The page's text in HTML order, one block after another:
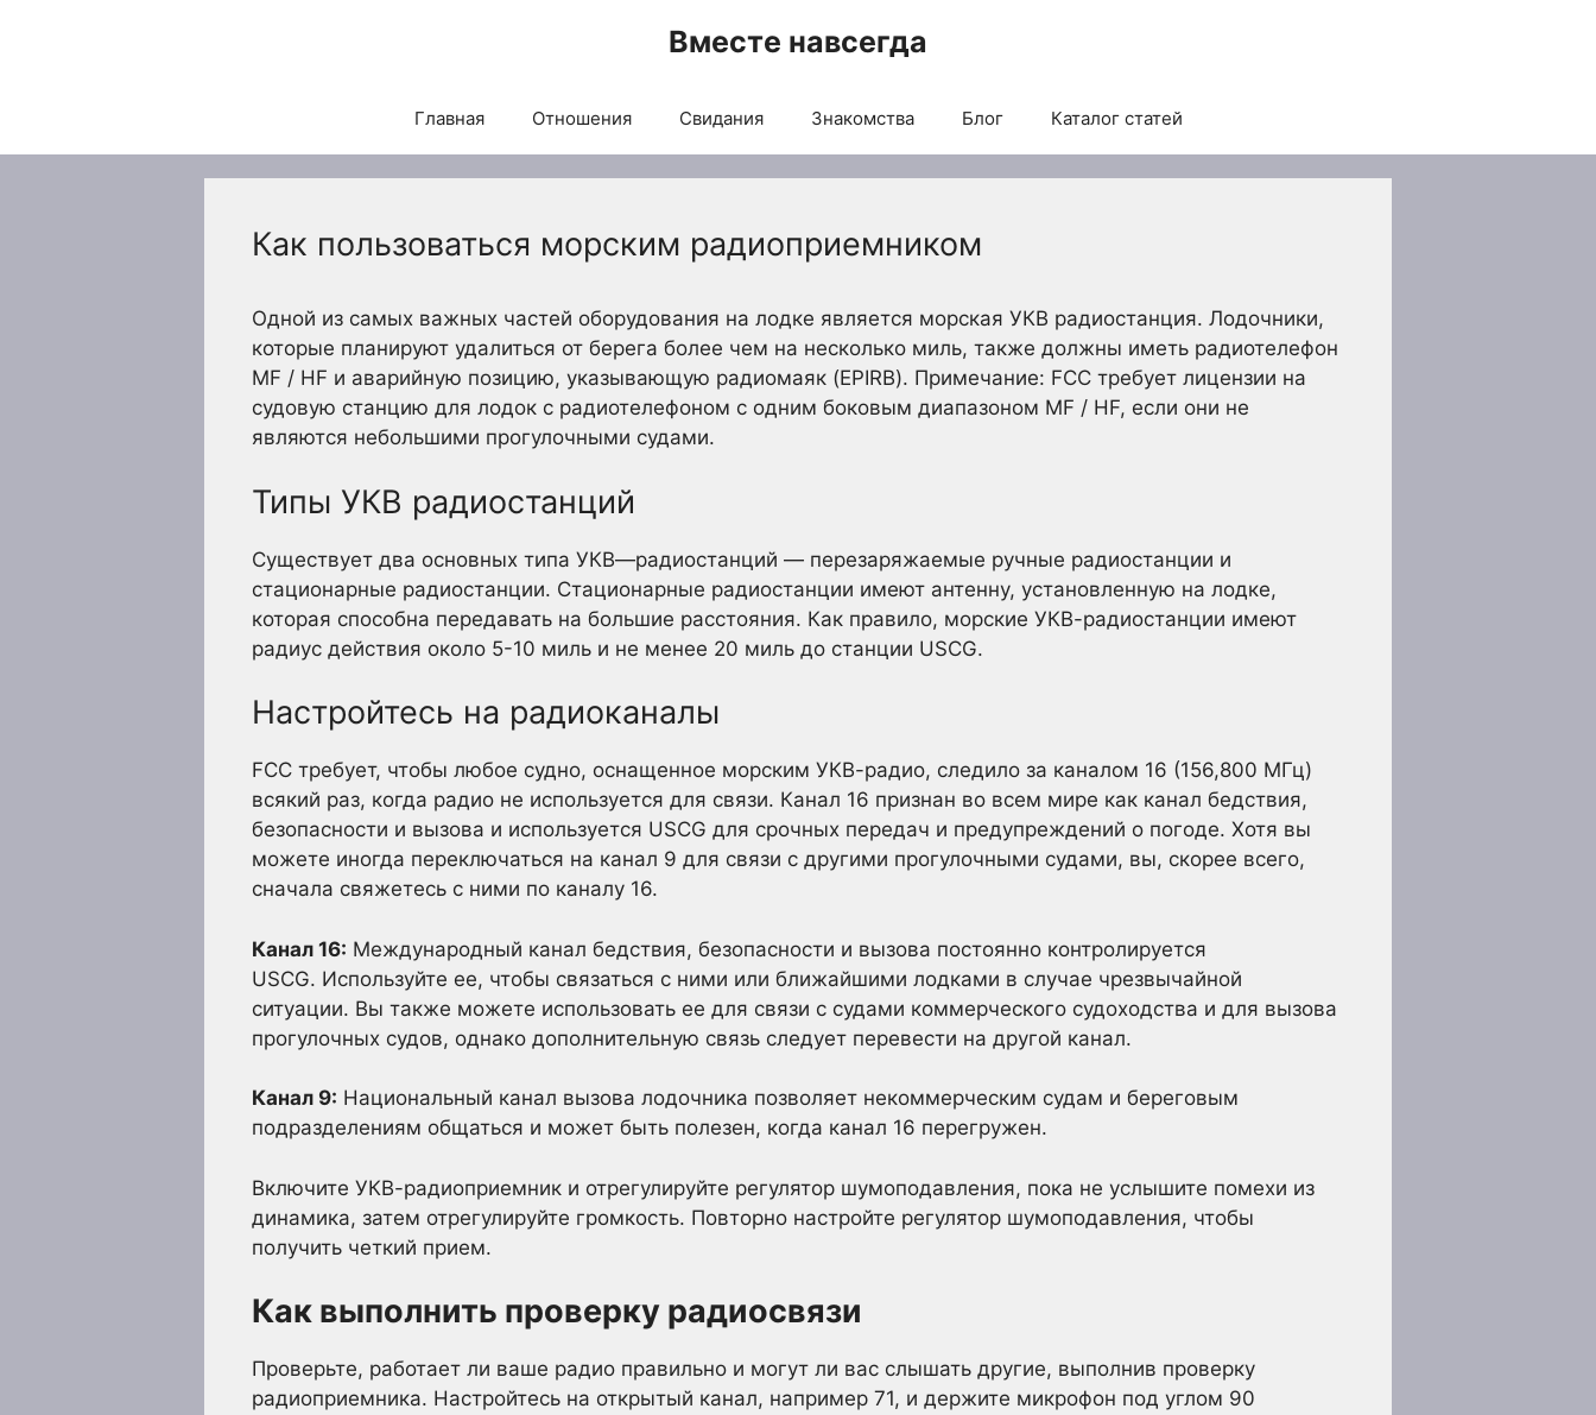
Вместе навсегда
Главная Отношения Свидания Знакомства Блог Каталог статей
Как пользоваться морским радиоприемником
Одной из самых важных частей оборудования на лодке является морская УКВ радиостанция. Лодочники,
которые планируют удалиться от берега более чем на несколько миль, также должны иметь радиотелефон
MF / HF и аварийную позицию, указывающую радиомаяк (EPIRB). Примечание: FCC требует лицензии на
судовую станцию для лодок с радиотелефоном с одним боковым диапазоном MF / HF, если они не
являются небольшими прогулочными судами.
Типы УКВ радиостанций
Существует два основных типа УКВ—радиостанций — перезаряжаемые ручные радиостанции и
стационарные радиостанции. Стационарные радиостанции имеют антенну, установленную на лодке,
которая способна передавать на большие расстояния. Как правило, морские УКВ-радиостанции имеют
радиус действия около 5-10 миль и не менее 20 миль до станции USCG.
Настройтесь на радиоканалы
FCC требует, чтобы любое судно, оснащенное морским УКВ-радио, следило за каналом 16 (156,800 МГц)
всякий раз, когда радио не используется для связи. Канал 16 признан во всем мире как канал бедствия,
безопасности и вызова и используется USCG для срочных передач и предупреждений о погоде. Хотя вы
можете иногда переключаться на канал 9 для связи с другими прогулочными судами, вы, скорее всего,
сначала свяжетесь с ними по каналу 16.
Канал 16: Международный канал бедствия, безопасности и вызова постоянно контролируется
USCG. Используйте ее, чтобы связаться с ними или ближайшими лодками в случае чрезвычайной
ситуации. Вы также можете использовать ее для связи с судами коммерческого судоходства и для вызова
прогулочных судов, однако дополнительную связь следует перевести на другой канал.
Канал 9: Национальный канал вызова лодочника позволяет некоммерческим судам и береговым
подразделениям общаться и может быть полезен, когда канал 16 перегружен.
Включите УКВ-радиоприемник и отрегулируйте регулятор шумоподавления, пока не услышите помехи из
динамика, затем отрегулируйте громкость. Повторно настройте регулятор шумоподавления, чтобы
получить четкий прием.
Как выполнить проверку радиосвязи
Проверьте, работает ли ваше радио правильно и могут ли вас слышать другие, выполнив проверку
радиоприемника. Настройтесь на открытый канал, например 71, и держите микрофон под углом 90